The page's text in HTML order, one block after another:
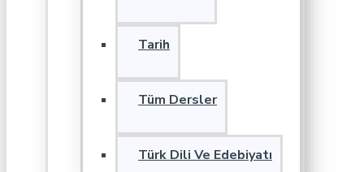
Tarih
Tüm Dersler
Türk Dili Ve Edebiyatı